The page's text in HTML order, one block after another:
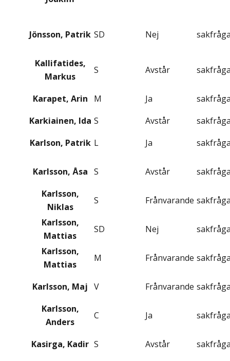
Jönsson, Patrik SD Nej
Kallifatides,
Markus
S Avstår
Karapet, Arin M Ja
Karkiainen, Ida S Avstår
Karlson, Patrik L Ja
Karlsson, Åsa S Avstår
Karlsson,
Niklas
S Frånvarande
Karlsson,
Mattias
SD Nej
Karlsson,
Mattias
M Frånvarande
Karlsson, Maj V Frånvarande
Karlsson,
Anders
C Ja
Kasirga, Kadir S Avstår